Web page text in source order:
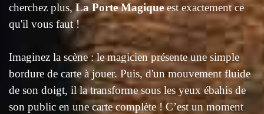
cherchez plus,La Porte Magiqueest exactement ce
qu'il vous faut !
Imaginez la scène : le magicien présente une simple
bordure de carte à jouer. Puis, d'un mouvement fluide
de son doigt, il la transforme sous les yeux ébahis de
son public en une carte complète ! C’est un moment